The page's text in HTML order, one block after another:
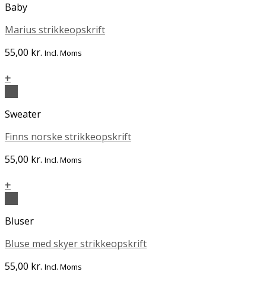
Baby
Marius strikkeopskrift
55,00 kr. Incl. Moms
+
Sweater
Finns norske strikkeopskrift
55,00 kr. Incl. Moms
+
Bluser
Bluse med skyer strikkeopskrift
55,00 kr. Incl. Moms